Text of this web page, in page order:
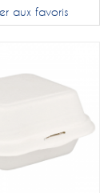
aux favoris